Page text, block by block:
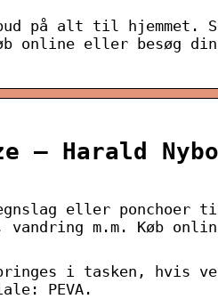
på alt til hjemmet.
online eller besøg din
– Harald
eller ponchoer
m.m. Køb
i tasken, hvis
PEVA.